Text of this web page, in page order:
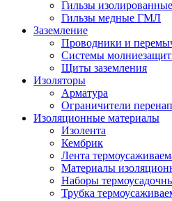
Гильзы
Гильзы медные ГМЛ
Заземление
Проводники и
Системы
Щиты заземления
Изоляторы
Арматура
Ограничители
Изоляционные материалы
Изолента
Кембрик
Лента
Материалы
Наборы
Трубка